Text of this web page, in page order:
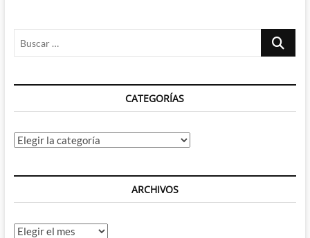
Buscar
CATEGORÍAS
Categorías
ARCHIVOS
Archivos